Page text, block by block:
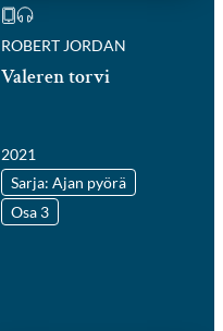
ROBERT JORDAN
Valeren torvi
2021
Sarja: Ajan pyörä
Osa 3